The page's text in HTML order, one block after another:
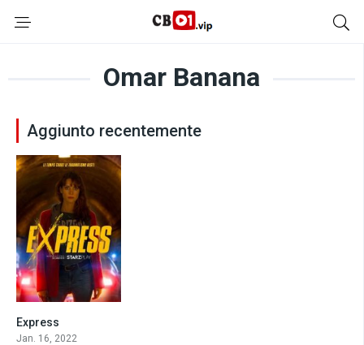
Omar Banana
Aggiunto recentemente
Express
Jan. 16, 2022